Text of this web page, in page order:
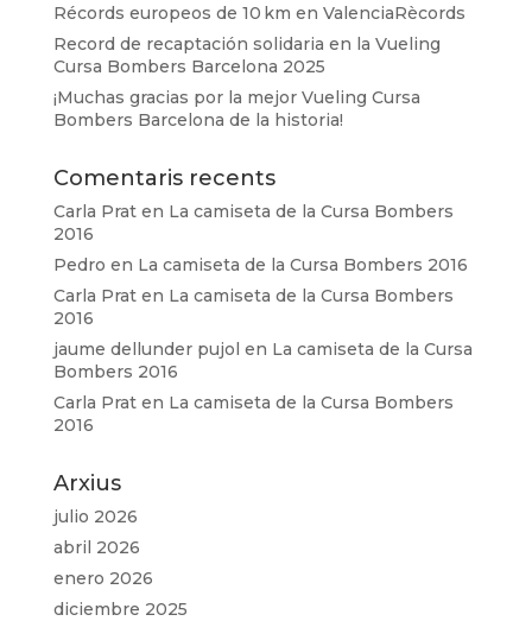
Récords europeos de 10 km en ValenciaRècords
Record de recaptación solidaria en la Vueling
Cursa Bombers Barcelona 2025
¡Muchas gracias por la mejor Vueling Cursa
Bombers Barcelona de la historia!
Comentaris recents
Carla Praten La camiseta de la Cursa Bombers
2016
Pedro en La camiseta de la Cursa Bombers 2016
Carla Praten La camiseta de la Cursa Bombers
2016
jaume dellunder pujol en La camiseta de la Cursa
Bombers 2016
Carla Praten La camiseta de la Cursa Bombers
2016
Arxius
julio 2026
abril 2026
enero 2026
diciembre 2025